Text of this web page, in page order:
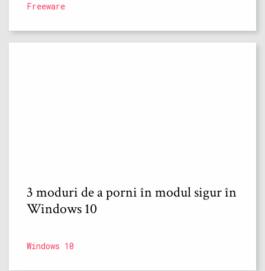
Freeware
3 moduri de a porni în modul sigur în
Windows 10
Windows 10